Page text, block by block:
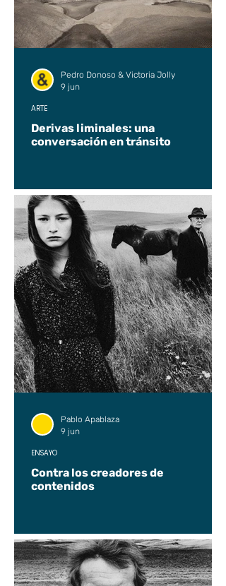
Derivas liminales: una
conversación en tránsito
ARTE
Pedro Donoso & Victoria Jolly
9 jun
Contra los creadores de
contenidos
ENSAYO
Pablo Apablaza
9 jun